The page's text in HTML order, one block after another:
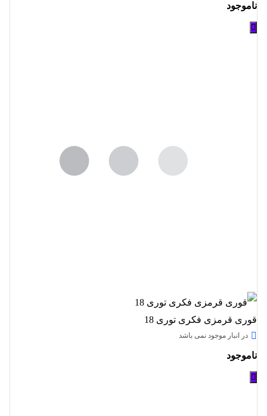
ناموجود
قوری قرمزی فکری توری 18
در انبار موجود نمی باشد
ناموجود